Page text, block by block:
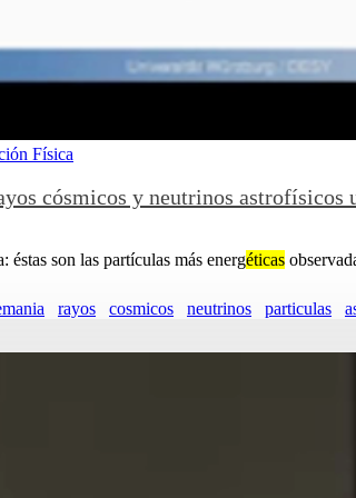
Física
cósmicos y neutrinos
éstas son las partículas más energéticas
rayos cosmicos neutrinos particulas